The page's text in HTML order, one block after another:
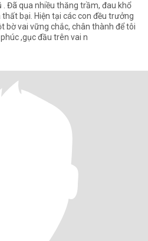
Đã qua nhiều thăng trầm, đau khổ
bại. Hiện tại các con đều trưởng
bờ vai vững chắc, chân thành để tôi
,gục đầu trên vai n